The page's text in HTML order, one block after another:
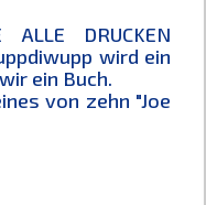
DRUCKEN
wird ein
ein Buch.
von zehn "Joe